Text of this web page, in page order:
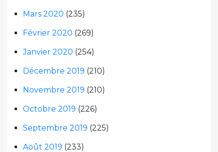
Mars 2020 (235)
Février 2020 (269)
Janvier 2020 (254)
Décembre 2019 (210)
Novembre 2019 (210)
Octobre 2019 (226)
Septembre 2019 (225)
Août 2019 (233)